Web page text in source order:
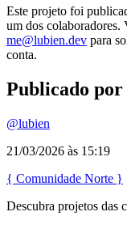
Este projeto foi
um dos colaboradores.
me@lubien.dev para
conta.
Publicado por
@lubien
21/03/2026 às 15:19
{ Comunidade Norte }
Descubra projetos das